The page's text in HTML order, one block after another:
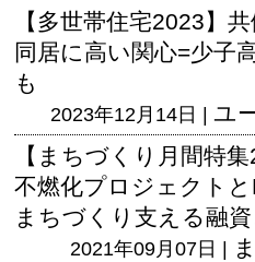
【多世帯住宅2023】
同居に高い関心=少子
も
2023年12月14日 | ユ
【まちづくり月間特
不燃化プロジェクトと
まちづくり支える融
2021年09月07日 |